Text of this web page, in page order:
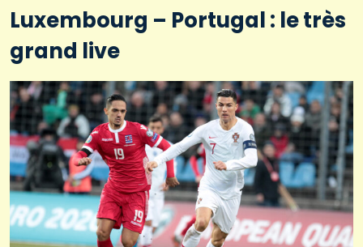
Luxembourg – Portugal : le très
grand live